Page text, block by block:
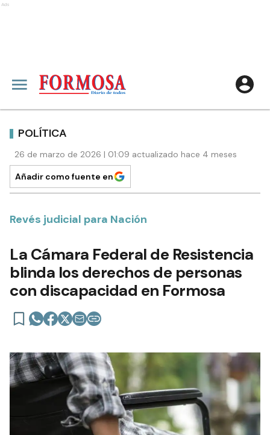
Ads
POLÍTICA
26 de marzo de 2026 | 01:09 actualizado hace 4 meses
Añadir como fuente en
Revés judicial para Nación
La Cámara Federal de Resistencia
blinda los derechos de personas
con discapacidad en Formosa